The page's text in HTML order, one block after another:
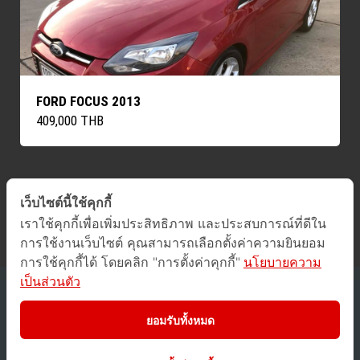
FORD FOCUS 2013
409,000 THB
All Rights Reserved.
Privacy Policy/Terms of Use
เว็บไซต์นี้ใช้คุกกี้
เราใช้คุกกี้เพื่อเพิ่มประสิทธิภาพ และประสบการณ์ที่ดีใน
การใช้งานเว็บไซต์ คุณสามารถเลือกตั้งค่าความยินยอม
การใช้คุกกี้ได้ โดยคลิก "การตั้งค่าคุกกี้" นโยบายความ
เป็นส่วนตัว
ยอมรับทั้งหมด